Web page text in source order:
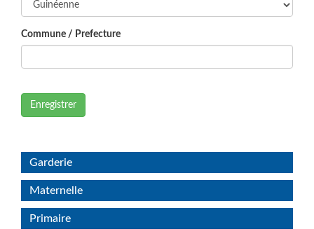
Commune / Prefecture
Enregistrer
Garderie
Maternelle
Primaire